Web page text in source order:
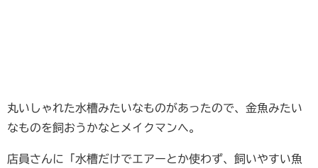
丸いしゃれた水槽みたいなものがあったので、金魚みたい
なものを飼おうかなとメイクマンへ。
店員さんに「水槽だけでエアーとか使わず、飼いやすい魚